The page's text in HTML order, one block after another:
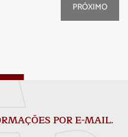
PRÓXIMO
POR E-MAIL.